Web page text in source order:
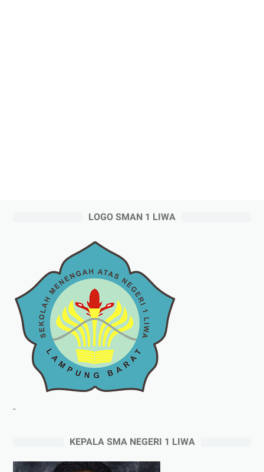
LOGO SMAN 1 LIWA
-
KEPALA SMA NEGERI 1 LIWA